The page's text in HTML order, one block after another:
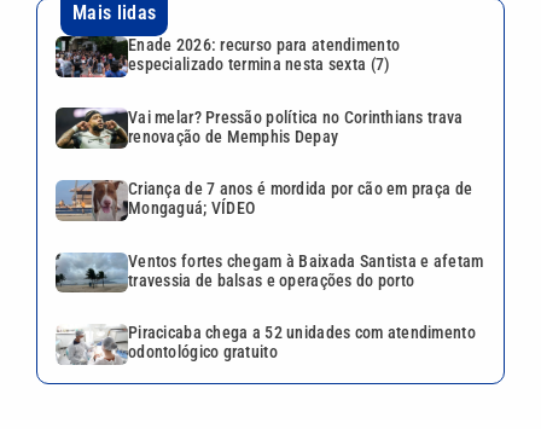
Mais lidas
Enade 2026: recurso para atendimento
especializado termina nesta sexta (7)
Vai melar? Pressão política no Corinthians trava
renovação de Memphis Depay
Criança de 7 anos é mordida por cão em praça de
Mongaguá; VÍDEO
Ventos fortes chegam à Baixada Santista e afetam
travessia de balsas e operações do porto
Piracicaba chega a 52 unidades com atendimento
odontológico gratuito